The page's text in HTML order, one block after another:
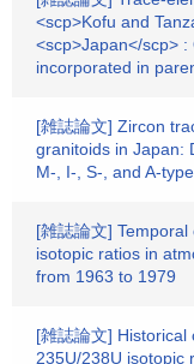
<scp>Kofu and
<scp>Japan</scp>
incorporated in
[雑誌論文] Zircon
granitoids in Japan:
M‐, I‐, S‐, and
[雑誌論文]
isotopic ratios in
from 1963 to 1979
[雑誌論文]
235U/238U isotopic